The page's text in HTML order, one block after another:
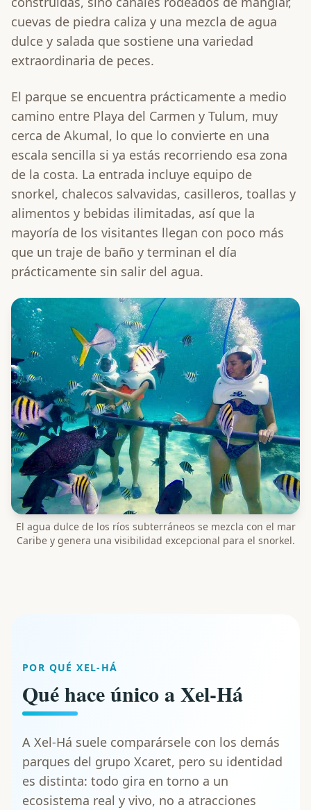
cuevas de piedra caliza y una mezcla de agua
dulce y salada que sostiene una variedad
extraordinaria de peces.
El parque se encuentra prácticamente a medio
camino entre Playa del Carmen y Tulum, muy
cerca de Akumal, lo que lo convierte en una
escala sencilla si ya estás recorriendo esa zona
de la costa. La entrada incluye equipo de
snorkel, chalecos salvavidas, casilleros, toallas y
alimentos y bebidas ilimitadas, así que la
mayoría de los visitantes llegan con poco más
que un traje de baño y terminan el día
prácticamente sin salir del agua.
El agua dulce de los ríos subterráneos se mezcla con el mar
Caribe y genera una visibilidad excepcional para el snorkel.
POR QUÉ XEL-HÁ
Qué hace único a Xel-Há
A Xel-Há suele comparársele con los demás
parques del grupo Xcaret, pero su identidad
es distinta: todo gira en torno a un
ecosistema real y vivo, no a atracciones